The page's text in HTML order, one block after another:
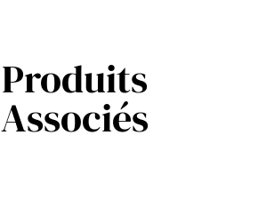
Produits
Associés